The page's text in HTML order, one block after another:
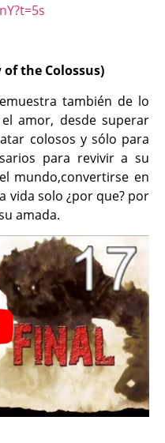
of the Colossus)
también de lo
amor, desde superar
colosos y sólo para
para revivir a su
mundo,convertirse en
vida solo ¿por que? por
amada.